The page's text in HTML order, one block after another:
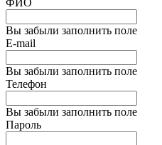
ФИО
Вы забыли заполнить поле
E-mail
Вы забыли заполнить поле
Телефон
Вы забыли заполнить поле
Пароль